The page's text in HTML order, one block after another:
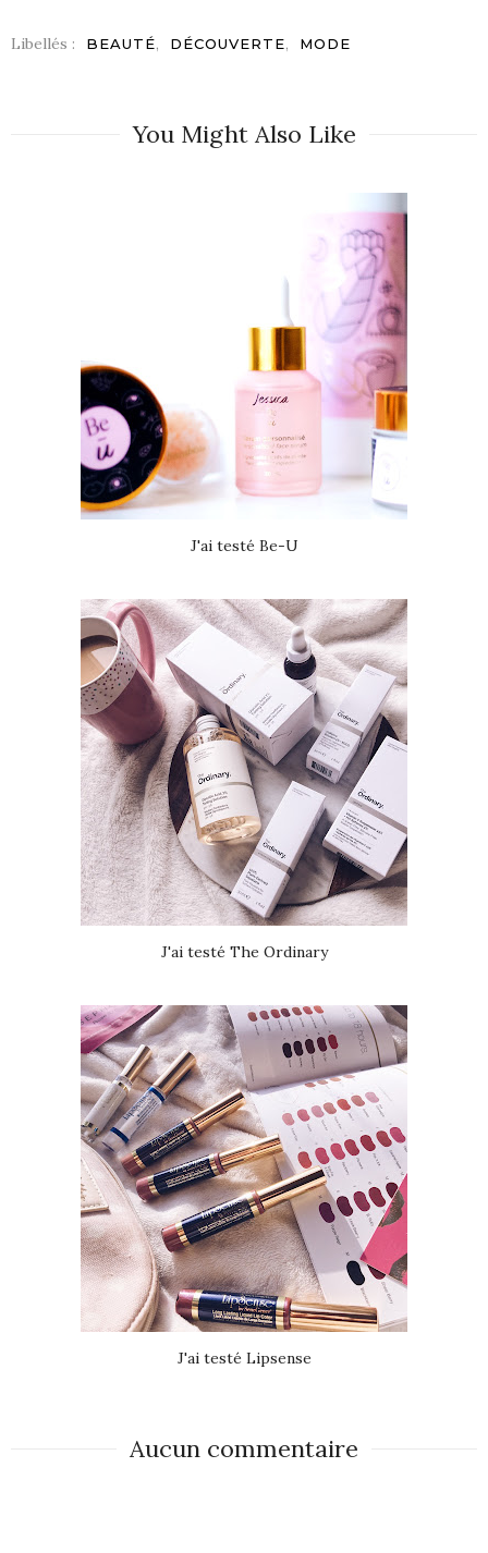
Libellés : BEAUTÉ, DÉCOUVERTE, MODE
You Might Also Like
J'ai testé Be-U
J'ai testé The Ordinary
J'ai testé Lipsense
Aucun commentaire